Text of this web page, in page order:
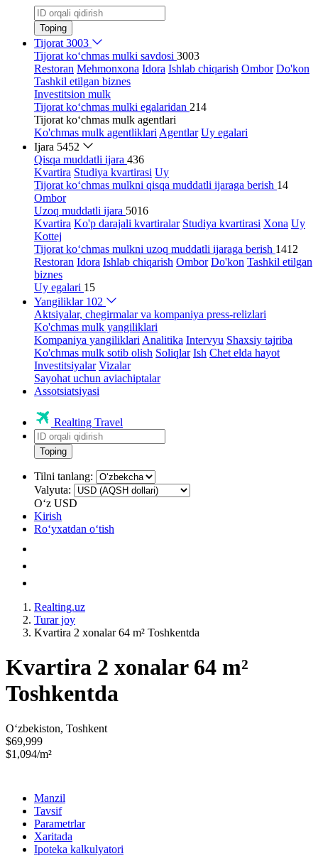
Toping
Tijorat 3003
Tijorat ko‘chmas mulki savdosi 3003
Restoran Mehmonxona Idora Ishlab chiqarish Ombor Do'kon
Tashkil etilgan biznes
Investitsion mulk
Tijorat ko‘chmas mulki egalaridan 214
Tijorat ko‘chmas mulk agentlari
Ko'chmas mulk agentliklari Agentlar Uy egalari
Ijara 5452
Qisqa muddatli ijara 436
Kvartira Studiya kvartirasi Uy
Tijorat ko‘chmas mulkni qisqa muddatli ijaraga berish 14
Ombor
Uzoq muddatli ijara 5016
Kvartira Ko'p darajali kvartiralar Studiya kvartirasi Xona Uy
Kottej
Tijorat ko‘chmas mulkni uzoq muddatli ijaraga berish 1412
Restoran Idora Ishlab chiqarish Ombor Do'kon Tashkil etilgan
biznes
Uy egalari 15
Yangiliklar 102
Aktsiyalar, chegirmalar va kompaniya press-relizlari
Ko'chmas mulk yangiliklari
Kompaniya yangiliklari Analitika Intervyu Shaxsiy tajriba
Ko'chmas mulk sotib olish Soliqlar Ish Chet elda hayot
Investitsiyalar Vizalar
Sayohat uchun aviachiptalar
Assotsiatsiyasi
Realting Travel
Toping
Tilni tanlang:
Valyuta:
Oʻz USD
Kirish
Roʻyxatdan oʻtish
Realting.uz
Turar joy
Kvartira 2 xonalar 64 m² Toshkentda
Kvartira 2 xonalar 64 m²
Toshkentda
Oʻzbekiston, Toshkent
$69,999
$1,094/m²
Manzil
Tavsif
Parametrlar
Xaritada
Ipoteka kalkulyatori